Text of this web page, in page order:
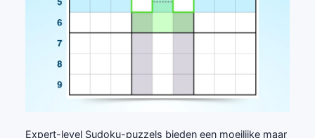
Expert-level Sudoku-puzzels bieden een moeilijke maar